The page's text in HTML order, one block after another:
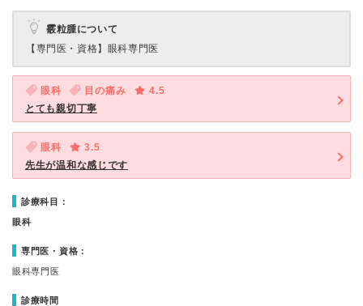
霰粒腫について
【専門医・資格】 眼科専門医
眼科 目の痛み
4.5
とても親切丁寧
眼科
3.5
先生が温和な感じです
診療科目：
眼科
専門医・資格：
眼科専門医
診療時間